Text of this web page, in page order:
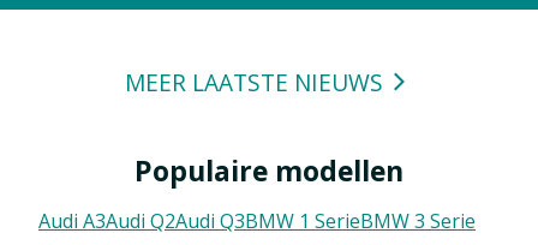
MEER LAATSTE NIEUWS
Populaire modellen
Audi A3Audi Q2Audi Q3BMW 1 SerieBMW 3 Serie